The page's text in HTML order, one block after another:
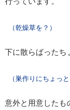
（乾燥草を？）
下に散らばったち
（巣作りにちょっ
意外と用意したも